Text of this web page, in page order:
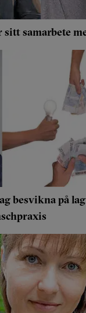
samarbete
besvikna på